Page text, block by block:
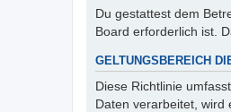
Du gestattest dem
Board erforderlich ist.
GELTUNGSBEREICH
Diese Richtlinie
Daten verarbeitet, wird